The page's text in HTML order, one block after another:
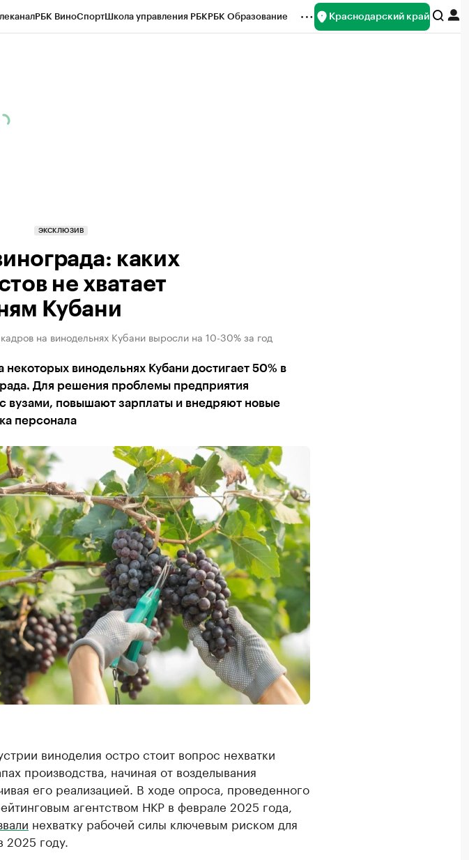
РБК ВиноСпортШкола управления РБКРБК Образование Краснодарский край
ЭКСКЛЮЗИВ
каких
не хватает
Кубани
на винодельнях Кубани выросли на 10-30% за год
некоторых винодельнях Кубани достигает 50% в
Для решения проблемы предприятия
вузами, повышают зарплаты и внедряют новые
персонала
виноделия остро стоит вопрос нехватки
производства, начиная от возделывания
его реализацией. В ходе опроса, проведенного
агентством НКР в феврале 2025 года,
нехватку рабочей силы ключевым риском для
2025 году.